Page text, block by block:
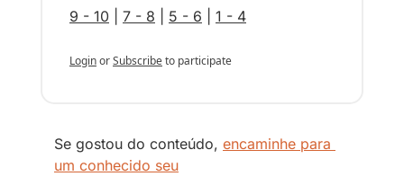
9 - 10
7 - 8 5 - 6 1 - 4
LoginorSubscribeto participate
Se gostou do conteúdo, encaminhe para
um conhecido seu